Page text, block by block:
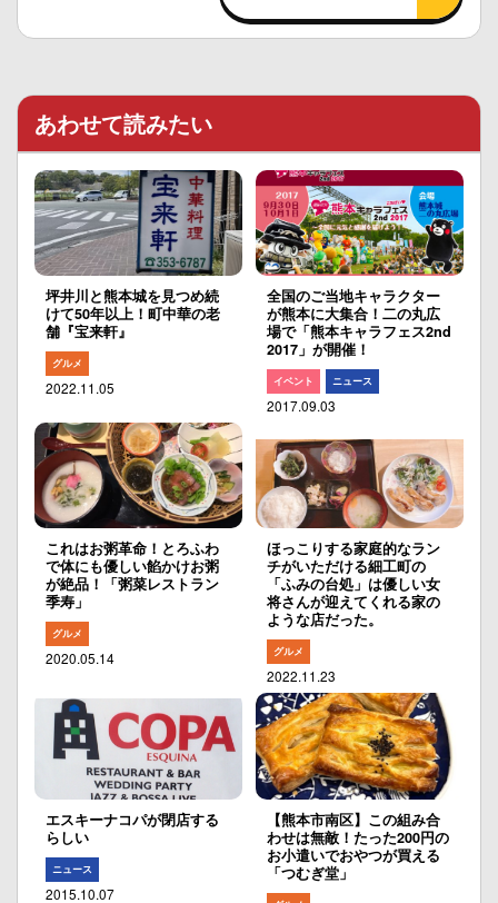
あわせて読みたい
坪井川と熊本城を見つめ続
けて50年以上！町中華の老
舗『宝来軒』
グルメ
2022.11.05
全国のご当地キャラクター
が熊本に大集合！二の丸広
場で「熊本キャラフェス2nd
2017」が開催！
イベント ニュース
2017.09.03
これはお粥革命！とろふわ
で体にも優しい餡かけお粥
が絶品！「粥菜レストラン
季寿」
グルメ
2020.05.14
ほっこりする家庭的なラン
チがいただける細工町の
「ふみの台処」は優しい女
将さんが迎えてくれる家の
ような店だった。
グルメ
2022.11.23
エスキーナコパが閉店する
らしい
ニュース
2015.10.07
【熊本市南区】この組み合
わせは無敵！たった200円の
お小遣いでおやつが買える
「つむぎ堂」